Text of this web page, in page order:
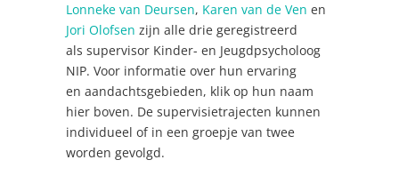
Lonneke van Deursen, Karen van de Ven en
Jori Olofsen zijn alle drie geregistreerd
als supervisor Kinder- en Jeugdpsycholoog
NIP. Voor informatie over hun ervaring
en aandachtsgebieden, klik op hun naam
hier boven. De supervisietrajecten kunnen
individueel of in een groepje van twee
worden gevolgd.